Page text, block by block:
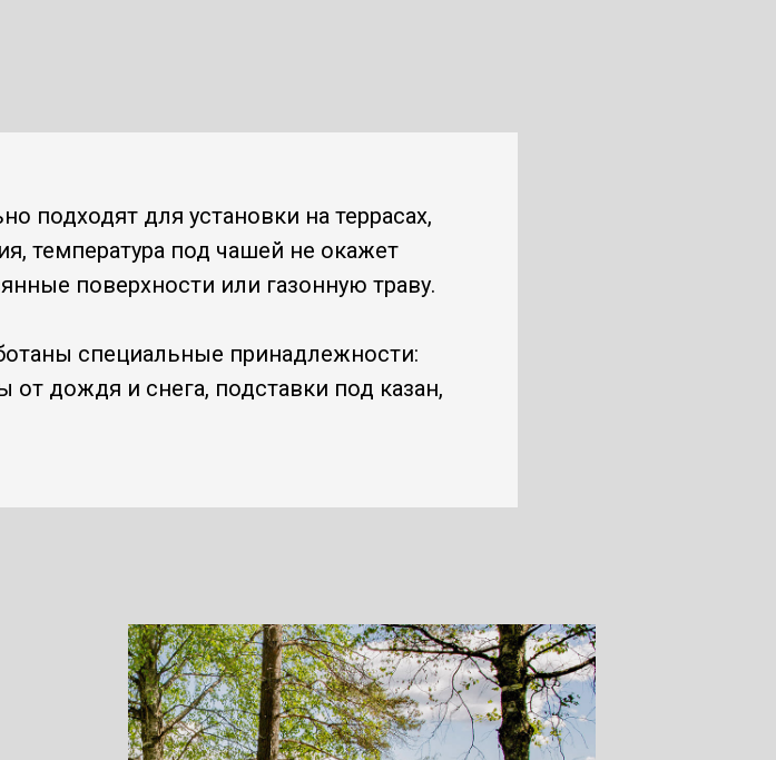
подходят для установки на террасах,
температура под чашей не окажет
поверхности или газонную траву.
специальные принадлежности:
дождя и снега, подставки под казан,